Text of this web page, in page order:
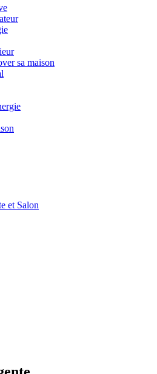
sa maison
et Salon